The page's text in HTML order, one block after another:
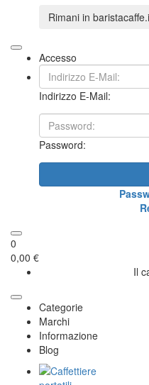
Rimani in
Accesso
Indirizzo E-Mail:
Password:
0
0,00 €
Il
Categorie
Marchi
Informazione
Blog